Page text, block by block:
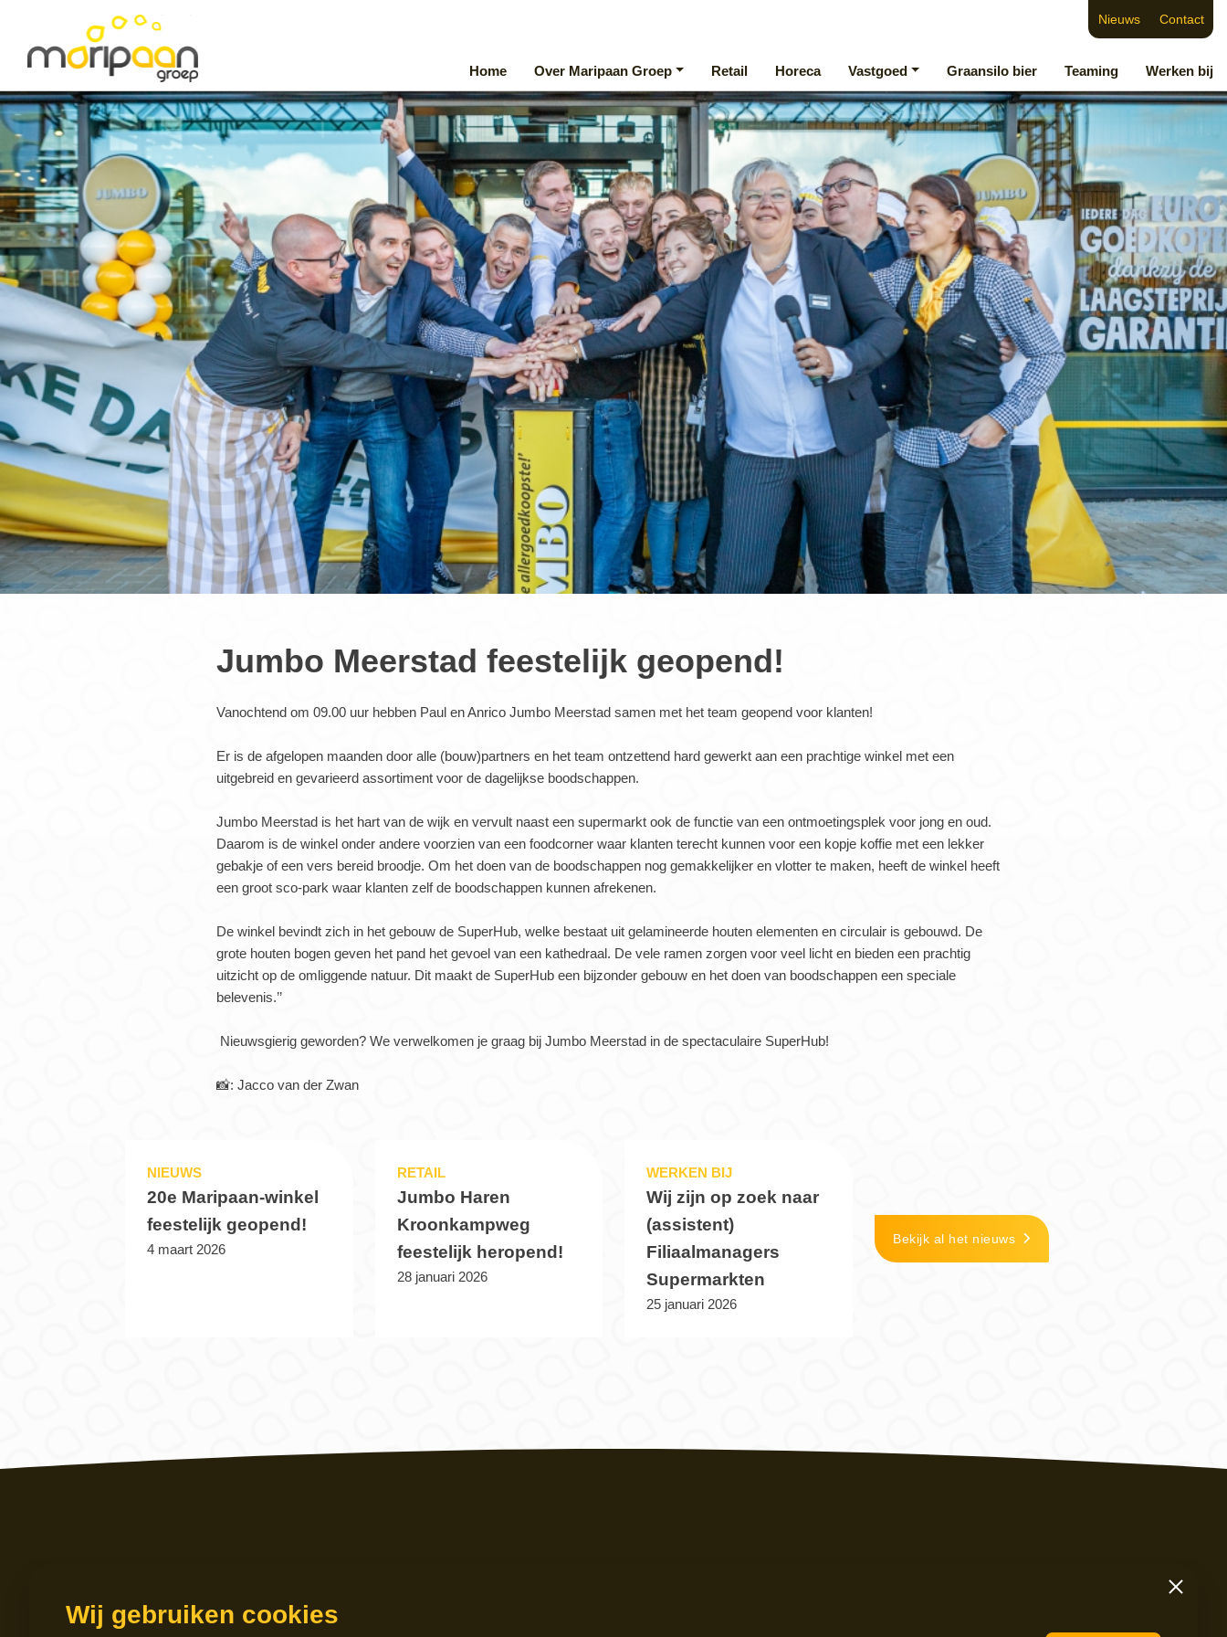
Nieuws Contact
Home Over Maripaan Groep Retail Horeca Vastgoed Graansilo bier Teaming Werken bij
Jumbo Meerstad feestelijk geopend!
Vanochtend om 09.00 uur hebben Paul en Anrico Jumbo Meerstad samen met het team geopend voor klanten!
Er is de afgelopen maanden door alle (bouw)partners en het team ontzettend hard gewerkt aan een prachtige winkel met een
uitgebreid en gevarieerd assortiment voor de dagelijkse boodschappen.
Jumbo Meerstad is het hart van de wijk en vervult naast een supermarkt ook de functie van een ontmoetingsplek voor jong en oud.
Daarom is de winkel onder andere voorzien van een foodcorner waar klanten terecht kunnen voor een kopje koffie met een lekker
gebakje of een vers bereid broodje. Om het doen van de boodschappen nog gemakkelijker en vlotter te maken, heeft de winkel heeft
een groot sco-park waar klanten zelf de boodschappen kunnen afrekenen.
De winkel bevindt zich in het gebouw de SuperHub, welke bestaat uit gelamineerde houten elementen en circulair is gebouwd. De
grote houten bogen geven het pand het gevoel van een kathedraal. De vele ramen zorgen voor veel licht en bieden een prachtig
uitzicht op de omliggende natuur. Dit maakt de SuperHub een bijzonder gebouw en het doen van boodschappen een speciale
belevenis.’’
Nieuwsgierig geworden? We verwelkomen je graag bij Jumbo Meerstad in de spectaculaire SuperHub!
📸: Jacco van der Zwan
NIEUWS
20e Maripaan-winkel
feestelijk geopend!
4 maart 2026
RETAIL
Jumbo Haren
Kroonkampweg
feestelijk heropend!
28 januari 2026
WERKEN BIJ
Wij zijn op zoek naar
(assistent)
Filiaalmanagers
Supermarkten
25 januari 2026
Bekijk al het nieuws
Wij gebruiken cookies Sluiten